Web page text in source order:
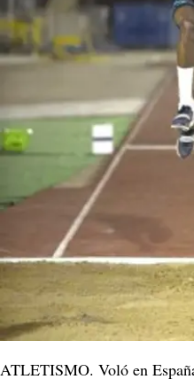
ATLETISMO. Voló en